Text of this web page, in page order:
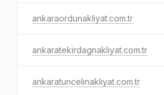
ankaraordunakliyat.com.tr
ankaratekirdagnakliyat.com.tr
ankaratuncelinakliyat.com.tr